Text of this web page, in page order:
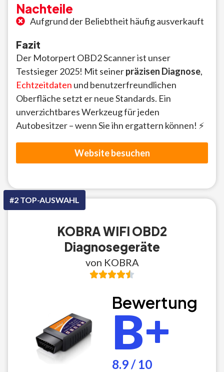
Nachteile
Aufgrund der Beliebtheit häufig ausverkauft
Fazit
Der Motorpert OBD2 Scanner ist unser
Testsieger 2025! Mit seinerpräzisen Diagnose,
Echtzeitdaten und benutzerfreundlichen
Oberfläche setzt er neue Standards. Ein
unverzichtbares Werkzeug für jeden
Autobesitzer – wenn Sie ihn ergattern können! ⚡
Website besuchen
#2 TOP-AUSWAHL
KOBRA WIFI OBD2
Diagnosegeräte
von KOBRA
Bewertung
B+
8.9 / 10